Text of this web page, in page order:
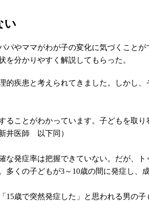
い
やママがわが子の変化に気づくこと
分かりやすく解説してもらった。
的疾患と考えられてきました。しかし
ることがわかっています。子どもを取
井医師 以下同）
発症率は把握できていない。だが、
くの子どもが3～10歳の間に発症し、
歳で突然発症した」と思われる男の